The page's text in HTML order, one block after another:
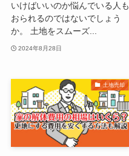
いけばいいのか悩んでいる人も
おられるのではないでしょう
か。 土地をスムーズ...
2024年8月28日
土地売却